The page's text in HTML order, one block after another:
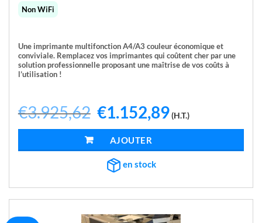
Non WiFi
Une imprimante multifonction A4/A3 couleur économique et
conviviale. Remplacez vos imprimantes qui coûtent cher par une
solution professionnelle proposant une maîtrise de vos coûts à
l’utilisation !
€3.925,62 Le
prix
initial
était :
€3.925,62.
€1.152,89Le
prix
actuel
€1.152,89.
(H.T.)
AJOUTER AU PANIER
en stock